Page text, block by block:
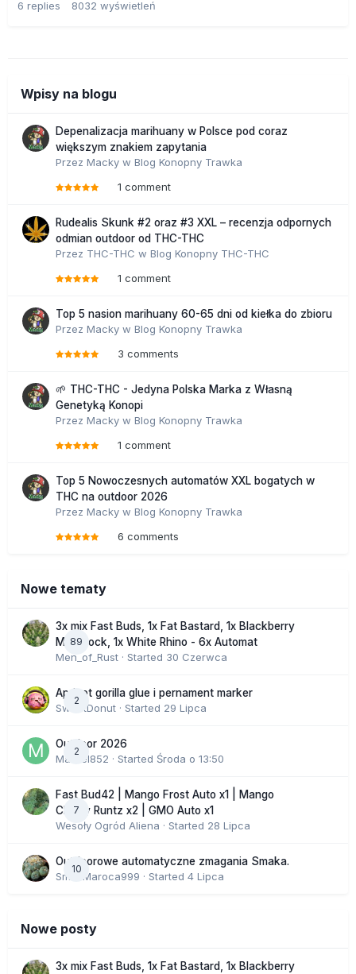
6 replies 8032 wyświetleń
Wpisy na blogu
Depenalizacja marihuany w Polsce pod coraz
większym znakiem zapytania
Przez Macky w Blog Konopny Trawka
1 comment
Rudealis Skunk #2 oraz #3 XXL – recenzja odpornych
odmian outdoor od THC-THC
Przez THC-THC w Blog Konopny THC-THC
1 comment
Top 5 nasion marihuany 60-65 dni od kiełka do zbioru
Przez Macky w Blog Konopny Trawka
3 comments
🌱 THC-THC - Jedyna Polska Marka z Własną
Genetyką Konopi
Przez Macky w Blog Konopny Trawka
1 comment
Top 5 Nowoczesnych automatów XXL bogatych w
THC na outdoor 2026
Przez Macky w Blog Konopny Trawka
6 comments
Nowe tematy
89
3x mix Fast Buds, 1x Fat Bastard, 1x Blackberry
Moonrock, 1x White Rhino - 6x Automat
Men_of_Rust · Started 30 Czerwca
2
Apricot gorilla glue i pernament marker
SweetDonut · Started 29 Lipca
2
Outdoor 2026
Marcel852 · Started Środa o 13:50
7
Fast Bud42 | Mango Frost Auto x1 | Mango
Cherry Runtz x2 | GMO Auto x1
Wesoły Ogród Aliena · Started 28 Lipca
10
Outdoorowe automatyczne zmagania Smaka.
SmakMaroca999 · Started 4 Lipca
Nowe posty
3x mix Fast Buds, 1x Fat Bastard, 1x Blackberry